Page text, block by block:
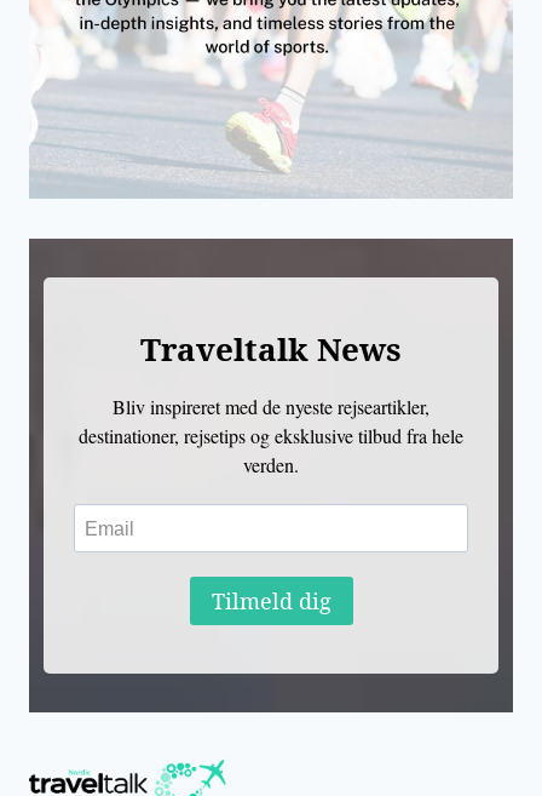
Traveltalk News
Bliv inspireret med de nyeste rejseartikler,
destinationer, rejsetips og eksklusive tilbud fra hele
verden.
Tilmeld dig